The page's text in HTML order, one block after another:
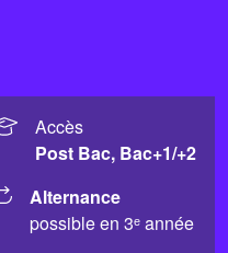
Accès
Post Bac, Bac+1/+2
Alternance
possible en 3ᵉ année